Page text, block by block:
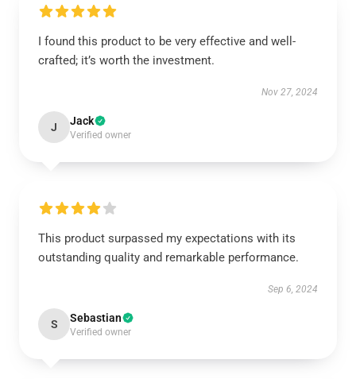
I found this product to be very effective and well-
crafted; it’s worth the investment.
Nov 27, 2024
J Jack
Verified owner
This product surpassed my expectations with its
outstanding quality and remarkable performance.
Sep 6, 2024
S Sebastian
Verified owner